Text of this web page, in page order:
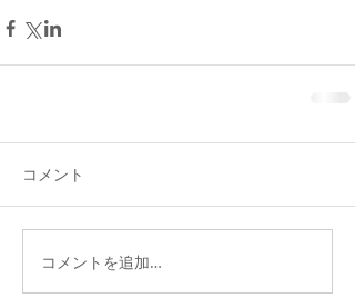
コメント
コメントを追加…